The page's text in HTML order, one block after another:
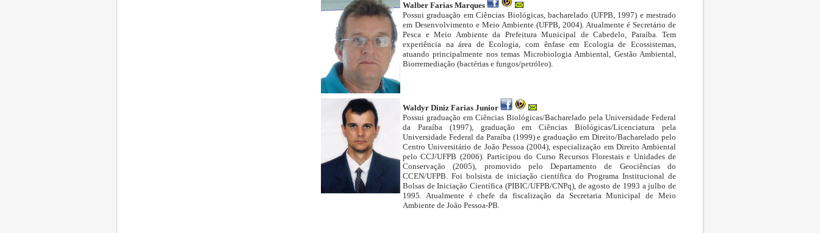
Walber Farias Marques
Possui graduação em Ciências Biológicas, bacharelado (UFPB, 1997) e mestrado
em Desenvolvimento e Meio Ambiente (UFPB, 2004). Atualmente é Secretário de
Pesca e Meio Ambiente da Prefeitura Municipal de Cabedelo, Paraíba. Tem
experiência na área de Ecologia, com ênfase em Ecologia de Ecossistemas,
atuando principalmente nos temas Microbiologia Ambiental, Gestão Ambiental,
Biorremediação (bactérias e fungos/petróleo).
Waldyr Diniz Farias Junior
Possui graduação em Ciências Biológicas/Bacharelado pela Universidade Federal
da Paraíba (1997), graduação em Ciências Biológicas/Licenciatura pela
Universidade Federal da Paraíba (1999) e graduação em Direito/Bacharelado pelo
Centro Universitário de João Pessoa (2004), especialização em Direito Ambiental
pelo CCJ/UFPB (2006). Participou do Curso Recursos Florestais e Unidades de
Conservação (2005), promovido pelo Departamento de Geociências do
CCEN/UFPB. Foi bolsista de iniciação científica do Programa Institucional de
Bolsas de Iniciação Científica (PIBIC/UFPB/CNPq), de agosto de 1993 a julho de
1995. Atualmente é chefe da fiscalização da Secretaria Municipal de Meio
Ambiente de João Pessoa-PB.